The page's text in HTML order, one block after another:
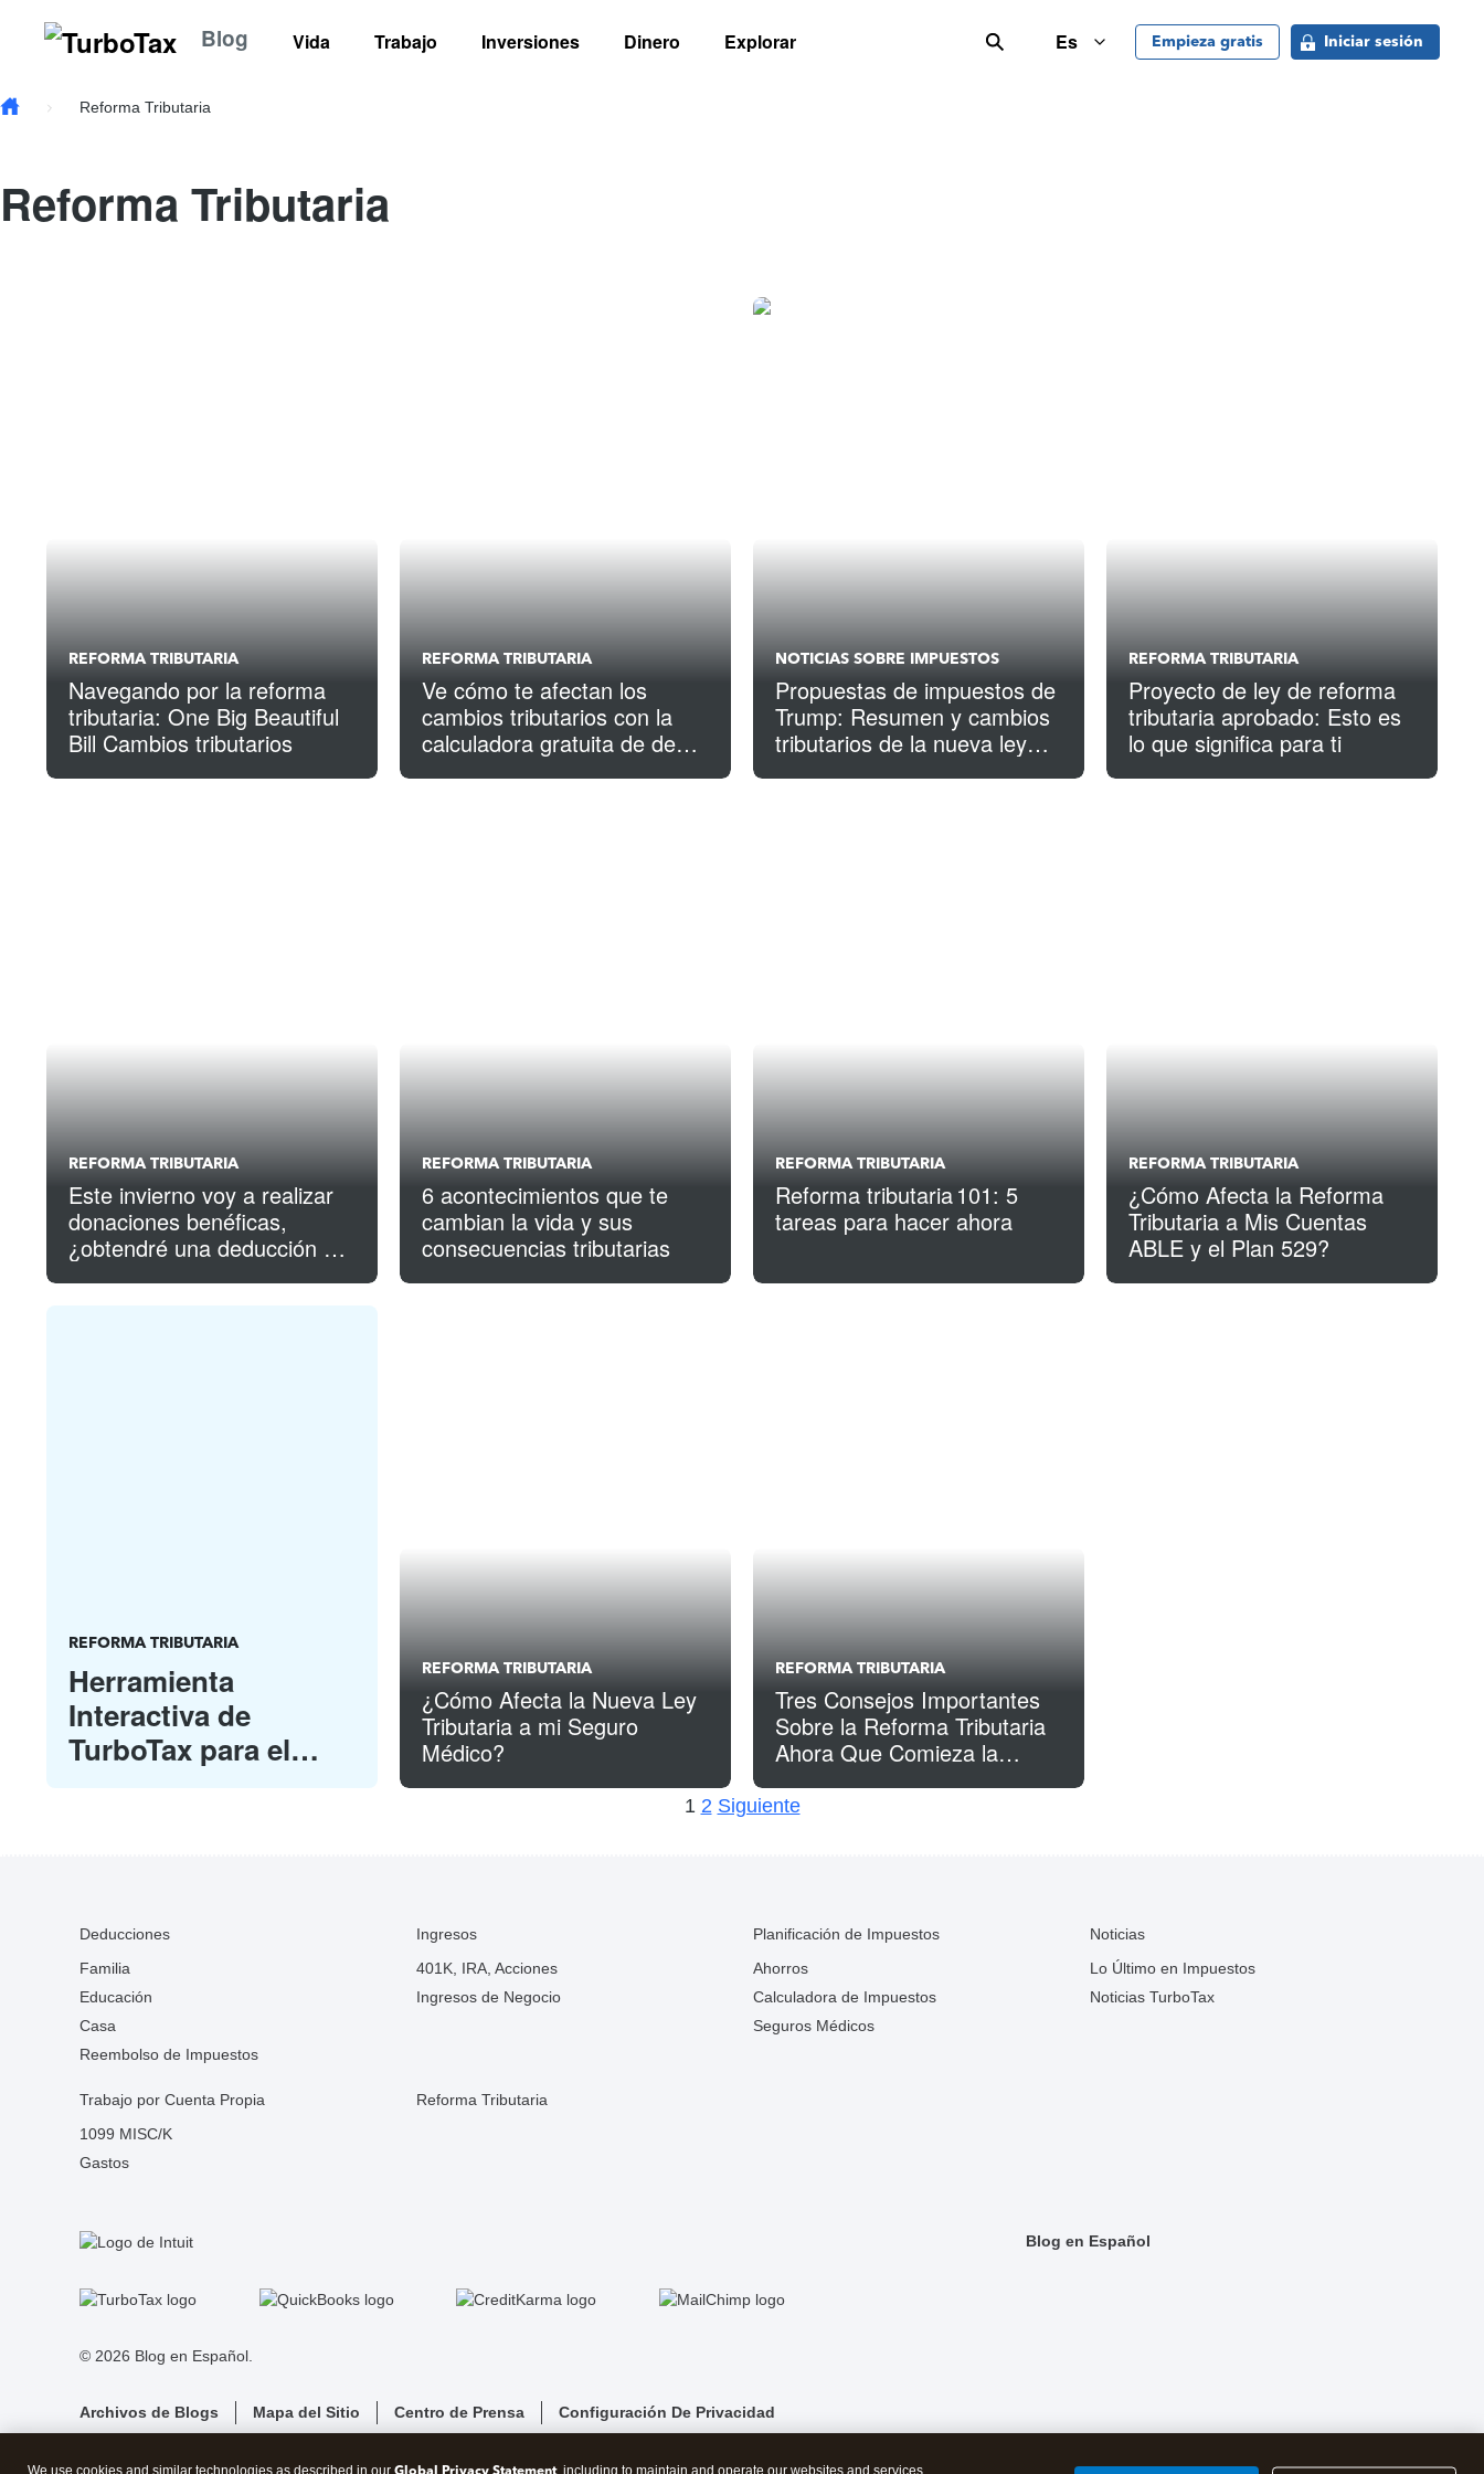
Skip to main contentBlog Vida Trabajo Inversiones Dinero Explorar buscarEs Empieza gratis Iniciar sesión
Reforma Tributaria
Reforma Tributaria
REFORMA TRIBUTARIA
Navegando por la reforma
tributaria: One Big Beautiful
Bill Cambios tributarios
REFORMA TRIBUTARIA
Ve cómo te afectan los
cambios tributarios con la
calculadora gratuita de de
NOTICIAS SOBRE IMPUESTOS
Propuestas de impuestos de
Trump: Resumen y cambios
tributarios de la nueva ley
REFORMA TRIBUTARIA
Proyecto de ley de reforma
tributaria aprobado: Esto es
lo que significa para ti
REFORMA TRIBUTARIA
Este invierno voy a realizar
donaciones benéficas,
¿obtendré una deducción de
REFORMA TRIBUTARIA
6 acontecimientos que te
cambian la vida y sus
consecuencias tributarias
REFORMA TRIBUTARIA
Reforma tributaria 101: 5
tareas para hacer ahora
REFORMA TRIBUTARIA
¿Cómo Afecta la Reforma
Tributaria a Mis Cuentas
ABLE y el Plan 529?
REFORMA TRIBUTARIA
Herramienta
Interactiva de
TurboTax para el
REFORMA TRIBUTARIA
¿Cómo Afecta la Nueva Ley
Tributaria a mi Seguro
Médico?
REFORMA TRIBUTARIA
Tres Consejos Importantes
Sobre la Reforma Tributaria
Ahora Que Comieza la
1 2 Siguiente
Deducciones
Familia
Educación
Casa
Reembolso de Impuestos
Ingresos
401K, IRA, Acciones
Ingresos de Negocio
Planificación de Impuestos
Ahorros
Calculadora de Impuestos
Seguros Médicos
Noticias
Lo Último en Impuestos
Noticias TurboTax
Trabajo por Cuenta Propia
1099 MISC/K
Gastos
Reforma Tributaria
© 2026 Blog en Español.
Archivos de Blogs Mapa del Sitio Centro de Prensa Configuración De Privacidad
Blog en Español
We use cookies and similar technologies as described in our Global Privacy Statement, including to maintain and operate our websites and services,